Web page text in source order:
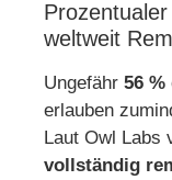
weltweit
Ungefähr 56
erlauben
Laut Owl Labs
vollständig